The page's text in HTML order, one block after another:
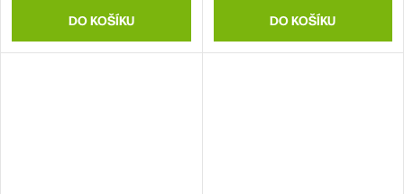
DO KOŠÍKU DO KOŠÍKU